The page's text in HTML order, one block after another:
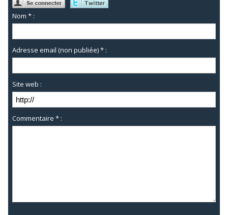
Nom * :
Adresse email (non publiée) * :
Site web :
Commentaire * :